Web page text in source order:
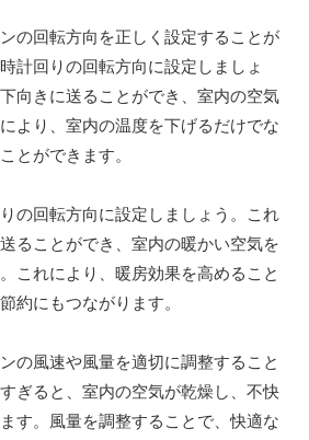
の回転方向を正しく設定することが
計回りの回転方向に設定しましょ
向きに送ることができ、室内の空気
より、室内の温度を下げるだけでな
とができます。
の回転方向に設定しましょう。これ
ることができ、室内の暖かい空気を
これにより、暖房効果を高めること
約にもつながります。
の風速や風量を適切に調整すること
ぎると、室内の空気が乾燥し、不快
す。風量を調整することで、快適な